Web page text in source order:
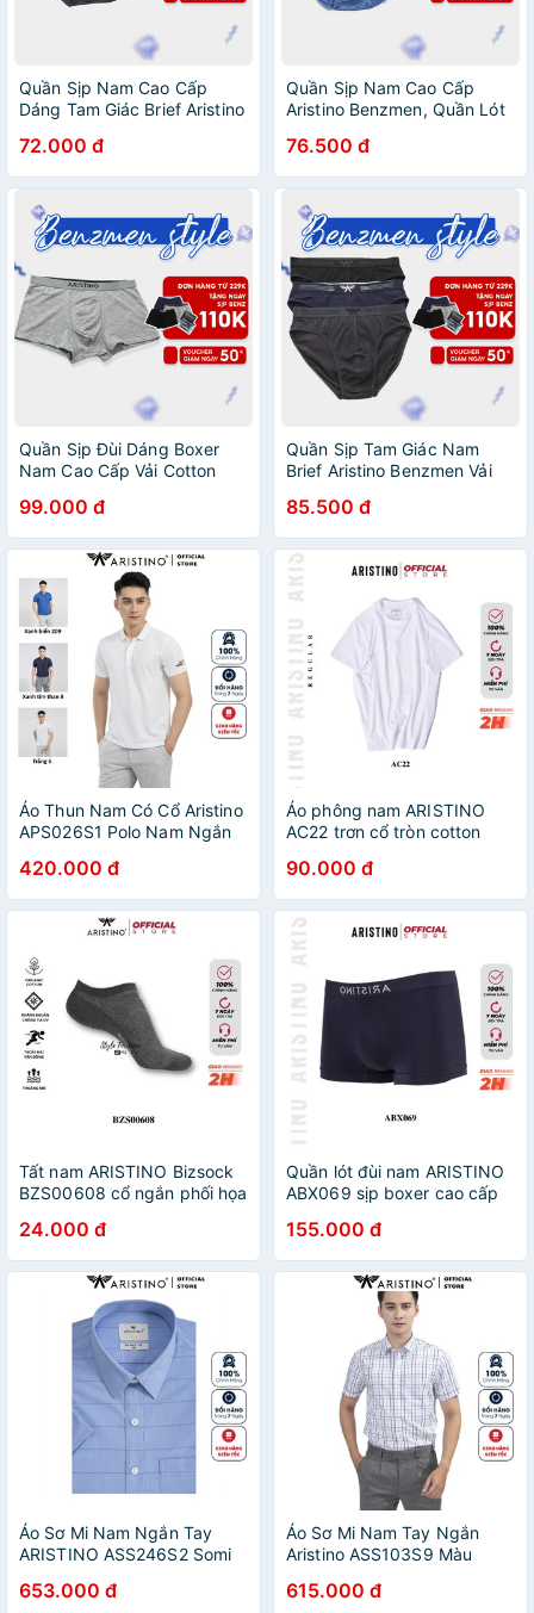
Quần Sịp Nam Cao Cấp
Dáng Tam Giác Brief Aristino
Giãn 4 Chiều, Thoáng Khí,
Kháng Khuẩn - Ac06
72.000 đ
Quần Sịp Nam Cao Cấp
Aristino Benzmen, Quần Lót
Sồi Co Giãn 4 Chiều Thoáng
Khí - Abf1616
76.500 đ
Quần Sịp Đùi Dáng Boxer
Nam Cao Cấp Vải Cotton
Co Giãn 4 Chiều Thoáng Khí,
Khử Mùi - Abx03707
99.000 đ
Quần Sịp Tam Giác Nam
Brief Aristino Benzmen Vải
Khuẩn Co Giãn 4 Chiều,
Thấm Hút Mồ Hôi - Abf056
85.500 đ
Áo Thun Nam Có Cổ Aristino
APS026S1 Polo Nam Ngắn
Vải Cotton Cao Cấp Dáng
Suông Nhẹ Thể Thao
420.000 đ
Áo phông nam ARISTINO
AC22 trơn cổ tròn cotton
90.000 đ
Tất nam ARISTINO Bizsock
BZS00608 cổ ngắn phối họa
khử mùi chống hôi chân
24.000 đ
Quần lót đùi nam ARISTINO
ABX069 sịp boxer cao cấp
chiều mềm mát mịn thoáng
khí thoải mái
155.000 đ
Áo Sơ Mi Nam Ngắn Tay
ARISTINO ASS246S2 Somi
kẻ ngang Vải sợisồi Dáng
653.000 đ
Áo Sơ Mi Nam Tay Ngắn
Aristino ASS103S9 Màu
Regular Fit Tà Bằng Vải Sợi
615.000 đ